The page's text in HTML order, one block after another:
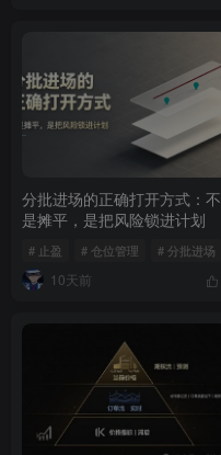
分批进场的正确打开方式：不
是摊平，是把风险锁进计划
# 止盈 # 仓位管理 # 分批进场
10天前